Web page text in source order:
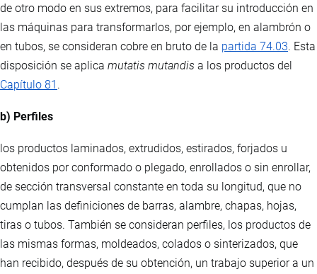
de otro modo en sus extremos, para facilitar su introducción en
las máquinas para transformarlos, por ejemplo, en alambrón o
en tubos, se consideran cobre en bruto de la partida 74.03. Esta
disposición se aplica mutatis mutandis a los productos del
Capítulo 81 .
b) Perfiles
los productos laminados, extrudidos, estirados, forjados u
obtenidos por conformado o plegado, enrollados o sin enrollar,
de sección transversal constante en toda su longitud, que no
cumplan las definiciones de barras, alambre, chapas, hojas,
tiras o tubos. También se consideran perfiles, los productos de
las mismas formas, moldeados, colados o sinterizados, que
han recibido, después de su obtención, un trabajo superior a un